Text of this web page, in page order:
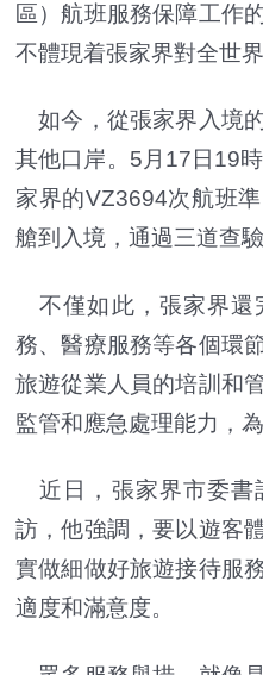
區）航班服務保障工作
不體現着張家界對全世界
如今，從張家界入境
其他口岸。5月17日19
家界的VZ3694次航班
艙到入境，通過三道查
不僅如此，張家界還
務、醫療服務等各個環
旅遊從業人員的培訓和
監管和應急處理能力，
近日，張家界市委書
訪，他強調，要以遊客
實做細做好旅遊接待服
適度和滿意度。